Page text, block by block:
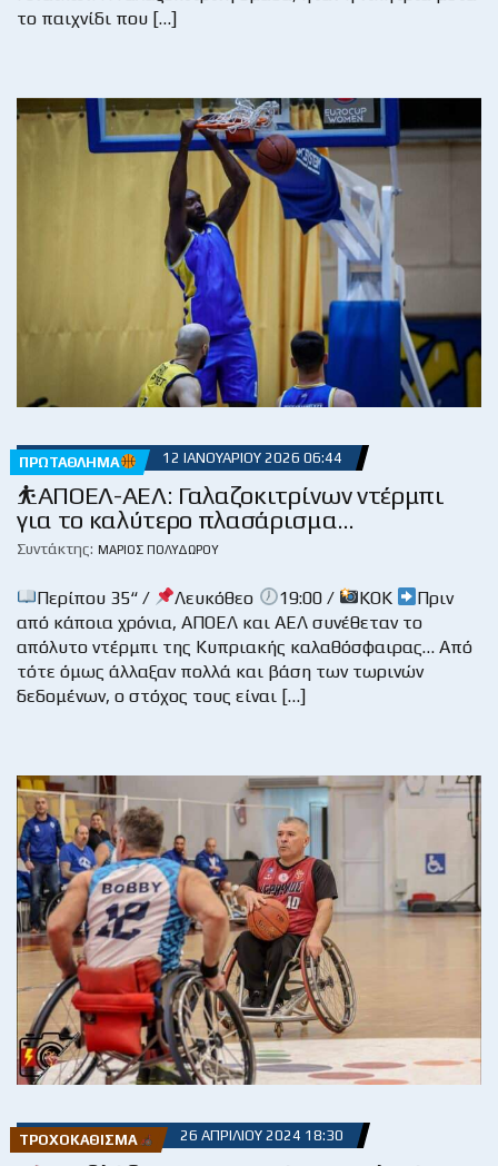
το παιχνίδι που […]
ΠΡΩΤΆΘΛΗΜΑ 12 ΙΑΝΟΥΑΡΊΟΥ 2026 06:44
⛹️ΑΠΟΕΛ-ΑΕΛ: Γαλαζοκιτρίνων ντέρμπι
για το καλύτερο πλασάρισμα…
Συντάκτης: ΜΆΡΙΟΣ ΠΟΛΥΔΏΡΟΥ
Περίπου 35“ / Λευκόθεο 19:00 / KOK
Πριν
από κάποια χρόνια, ΑΠΟΕΛ και ΑΕΛ συνέθεταν το
απόλυτο ντέρμπι της Κυπριακής καλαθόσφαιρας… Από
τότε όμως άλλαξαν πολλά και βάση των τωρινών
δεδομένων, ο στόχος τους είναι […]
ΤΡΟΧΟΚΆΘΙΣΜΑ 26 ΑΠΡΙΛΊΟΥ 2024 18:30